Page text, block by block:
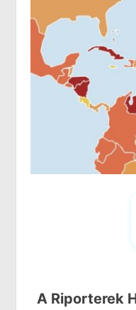
A Riporterek